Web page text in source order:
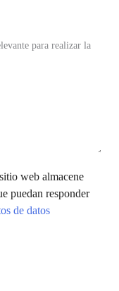
para realizar la
web almacene
puedan responder
de datos